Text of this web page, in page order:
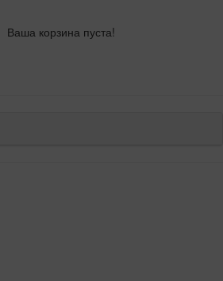
Ваша корзина пуста!